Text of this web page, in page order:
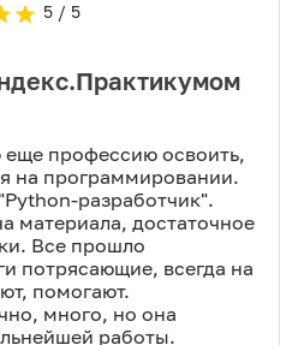
5/ 5
еще профессию освоить,
на программировании.
разработчик".
материала, достаточное
Все прошло
потрясающие, всегда на
помогают.
много, но она
работы.